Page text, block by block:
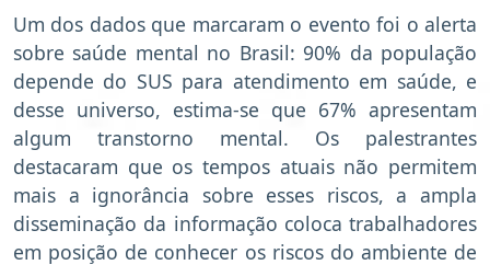
Um dos dados que marcaram o evento foi o alerta
sobre saúde mental no Brasil: 90% da população
depende do SUS para atendimento em saúde, e
desse universo, estima-se que 67% apresentam
algum transtorno mental. Os palestrantes
destacaram que os tempos atuais não permitem
mais a ignorância sobre esses riscos, a ampla
disseminação da informação coloca trabalhadores
em posição de conhecer os riscos do ambiente de